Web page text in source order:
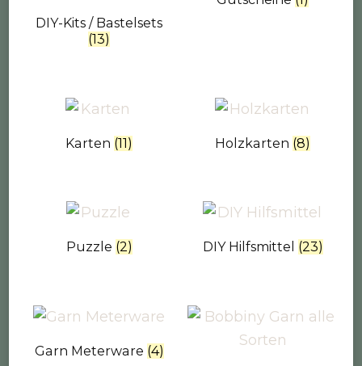
DIY-Kits / Bastelsets
(13)
Karten (11) Holzkarten (8)
Puzzle (2) DIY Hilfsmittel (23)
Garn Meterware (4)